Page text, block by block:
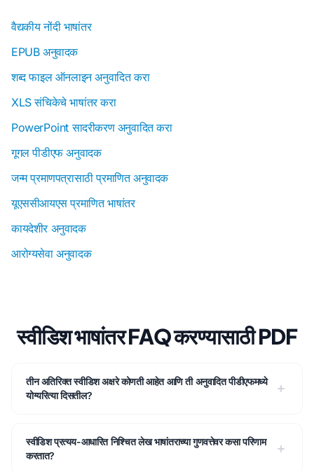
वैद्यकीय नोंदी भाषांतर
EPUB अनुवादक
शब्द फाइल ऑनलाइन अनुवादित करा
XLS संचिकेचे भाषांतर करा
PowerPoint सादरीकरण अनुवादित करा
गूगल पीडीएफ अनुवादक
जन्म प्रमाणपत्रासाठी प्रमाणित अनुवादक
यूएससीआयएस प्रमाणित भाषांतर
कायदेशीर अनुवादक
आरोग्यसेवा अनुवादक
स्वीडिश भाषांतर FAQ करण्यासाठी PDF
तीन अतिरिक्त स्वीडिश अक्षरे कोणती आहेत आणि ती अनुवादित पीडीएफमध्ये
योग्यरित्या दिसतील?
स्वीडिश प्रत्यय-आधारित निश्चित लेख भाषांतराच्या गुणवत्तेवर कसा परिणाम
करतात?